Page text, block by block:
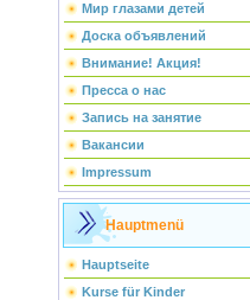
Мир глазами детей
Доска объявлений
Внимание! Акция!
Пресса о нас
Запись на занятие
Вакансии
Impressum
Hauptmenü
Hauptseite
Kurse für Kinder